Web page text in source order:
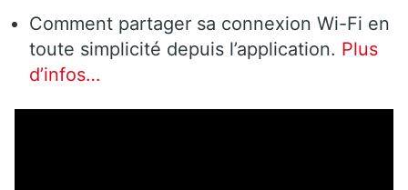
Comment partager sa connexion Wi-Fi en
toute simplicité depuis l’application. Plus
d’infos…